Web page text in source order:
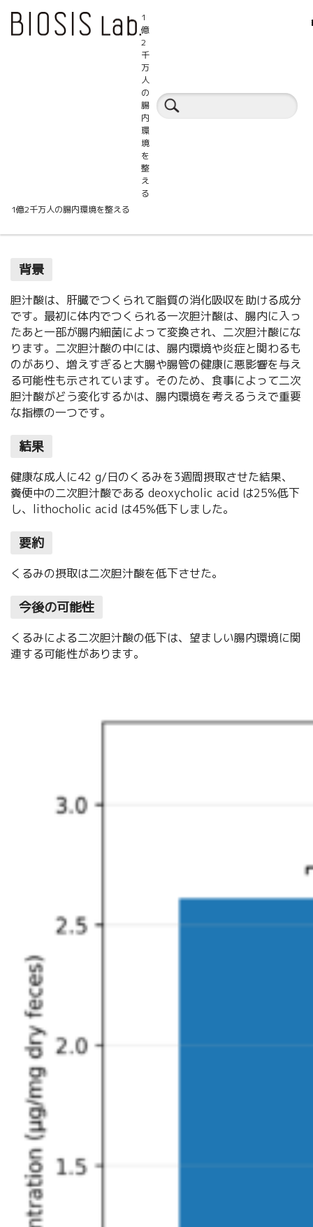
1
億
2
千
万
人
の
腸
内
環
境
を
整
え
る
1億2千万人の腸内環境を整える
胆汁酸
くるみと二次胆汁酸
背景
胆汁酸は、肝臓でつくられて脂質の消化吸収を助ける成分
です。最初に体内でつくられる一次胆汁酸は、腸内に入っ
たあと一部が腸内細菌によって変換され、二次胆汁酸にな
ります。二次胆汁酸の中には、腸内環境や炎症と関わるも
のがあり、増えすぎると大腸や腸管の健康に悪影響を与え
る可能性も示されています。そのため、食事によって二次
胆汁酸がどう変化するかは、腸内環境を考えるうえで重要
な指標の一つです。
結果
健康な成人に42 g/日のくるみを3週間摂取させた結果、
糞便中の二次胆汁酸である deoxycholic acid は25%低下
し、lithocholic acid は45%低下しました。
要約
くるみの摂取は二次胆汁酸を低下させた。
今後の可能性
くるみによる二次胆汁酸の低下は、望ましい腸内環境に関
連する可能性があります。